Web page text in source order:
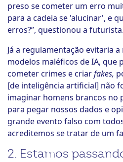
preso se cometer um erro
para a cadeia se 'alucinar', e
erros?”, questionou a futurista.
Já a regulamentação evitaria
modelos maléficos de IA, que
cometer crimes e criarfakes,
[de inteligência artificial] não
imaginar homens brancos no
para pegar nossos dados e
grande evento falso com
acreditemos se tratar de um
2. Estamos